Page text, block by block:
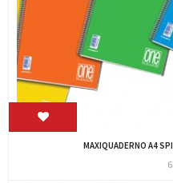
MAXIQUADERNO A4